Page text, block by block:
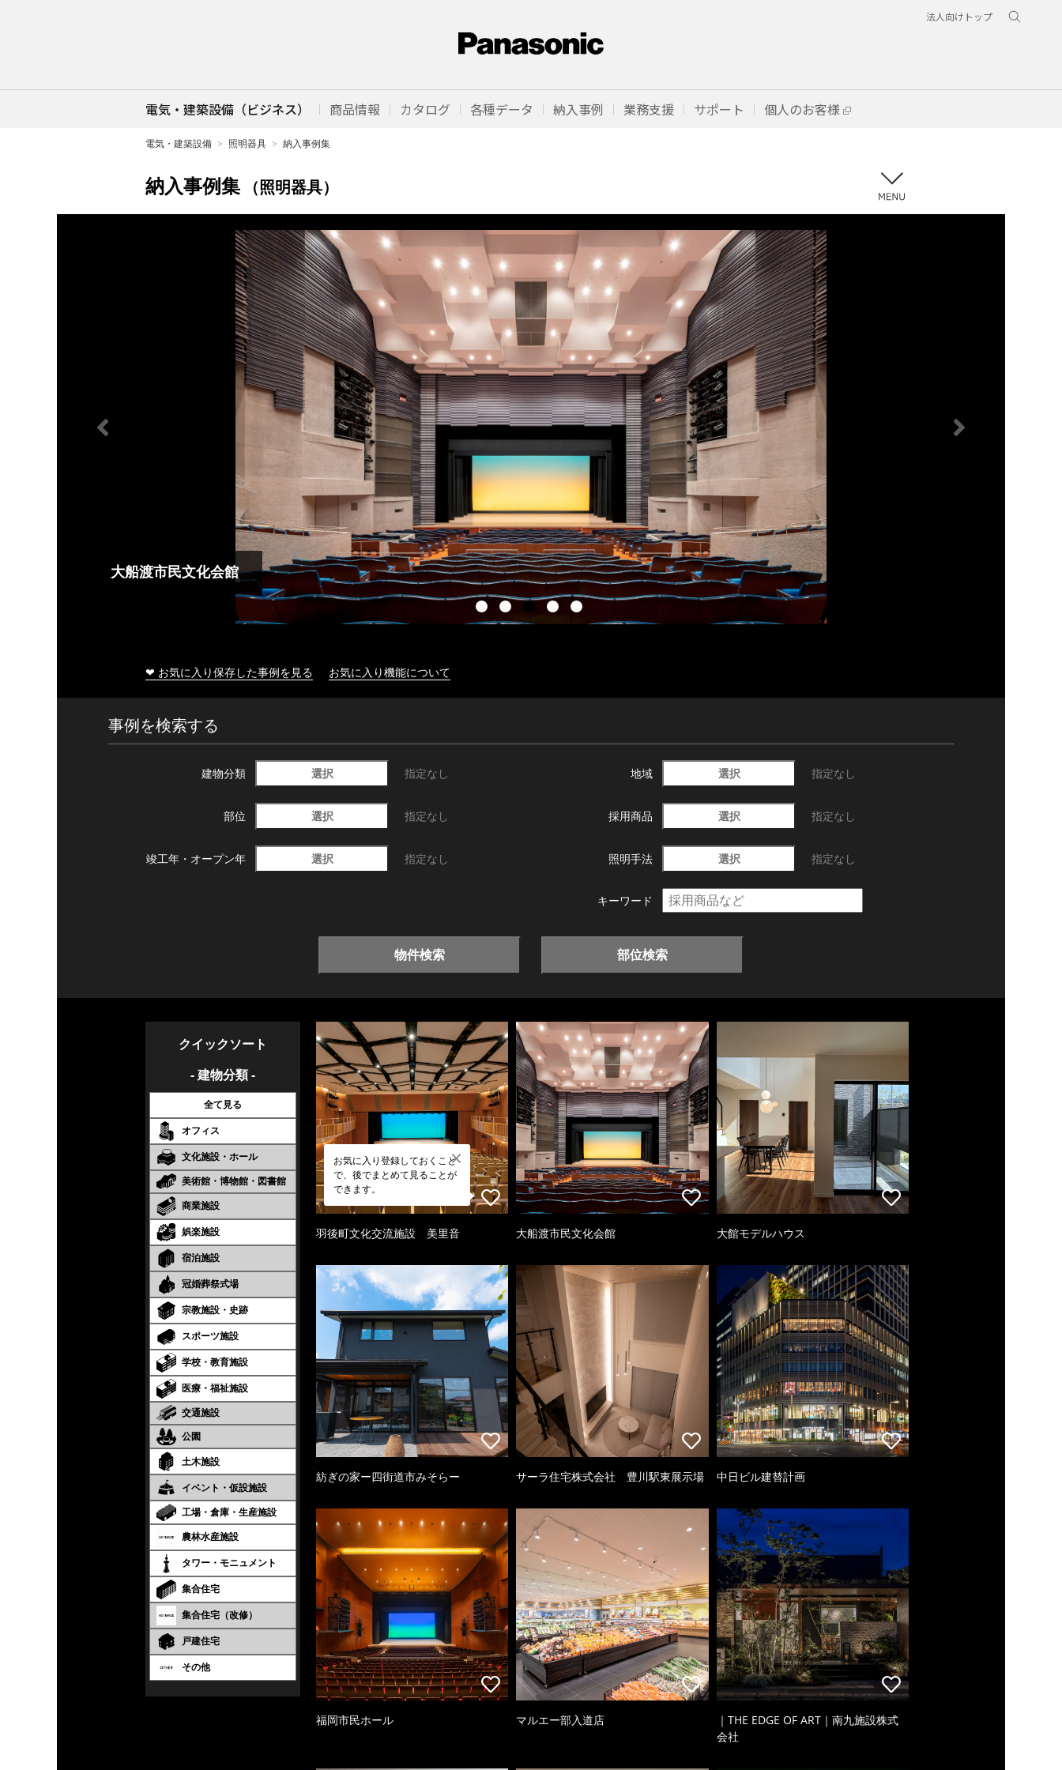
法人向けトップ
電気・建築設備（ビジネス） 商品情報 カタログ 各種データ 納入事例 業務支援 サポート 個人のお客様
電気・建築設備 照明器具 納入事例集
納入事例集 （照明器具）
大船渡市民文化会館
❤ お気に入り保存した事例を見る お気に入り機能について
事例を検索する
建物分類 選択 指定なし 地域 選択 指定なし
部位 選択 指定なし 採用商品 選択 指定なし
竣工年・ オープン年 選択 指定なし 照明手法 選択 指定なし
キーワード
物件検索 部位検索
クイックソート
- 建物分類 -
全て見る
オフィス
文化施設・ホール
美術館・博物館・図書館
商業施設
娯楽施設
宿泊施設
冠婚葬祭式場
宗教施設・史跡
スポーツ施設
学校・教育施設
医療・福祉施設
交通施設
公園
土木施設
イベント・仮設施設
工場・倉庫・生産施設
農林水産施設
タワー・モニュメント
集合住宅
集合住宅（改修）
戸建住宅
その他
お気に入り登録しておくこと
で、後でまとめて見ることが
できます。
羽後町文化交流施設 美里音 大船渡市民文化会館 大館モデルハウス
紡ぎの家ー四街道市みそらー サーラ住宅株式会社 豊川駅東展示場 中日ビル建替計画
福岡市民ホール マルエー部入道店
｜THE EDGE OF ART｜南九施設株式
会社